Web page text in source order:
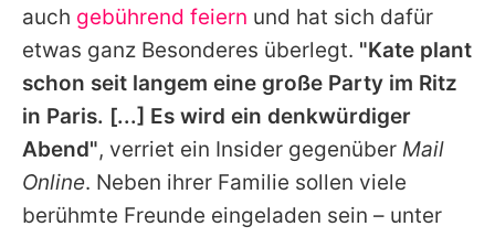
auch gebührend feiern und hat sich dafür
etwas ganz Besonderes überlegt. "Kate plant
schon seit langem eine große Party im Ritz
in Paris. [...] Es wird ein denkwürdiger
Abend", verriet ein Insider gegenüber Mail
Online. Neben ihrer Familie sollen viele
berühmte Freunde eingeladen sein – unter